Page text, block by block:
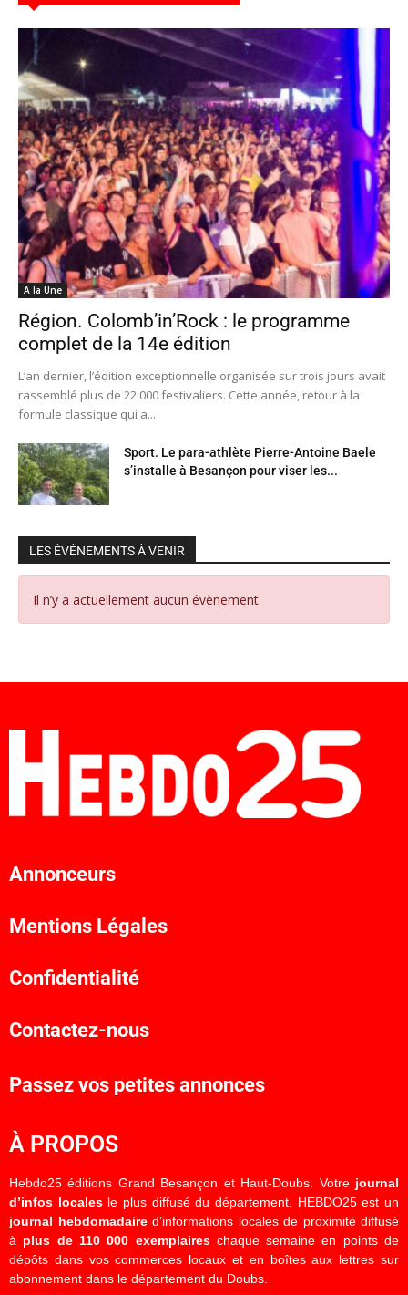
A la Une
Région. Colomb’in’Rock : le programme
complet de la 14e édition
L’an dernier, l’édition exceptionnelle organisée sur trois jours avait
rassemblé plus de 22 000 festivaliers. Cette année, retour à la
formule classique qui a...
Sport. Le para-athlète Pierre-Antoine Baele
s’installe à Besançon pour viser les...
LES ÉVÉNEMENTS À VENIR
Il n’y a actuellement aucun évènement.
Annonceurs
Mentions Légales
Confidentialité
Contactez-nous
Passez vos petites annonces
À PROPOS
Hebdo25 éditions Grand Besançon et Haut-Doubs. Votre journal
d’infos localesle plus diffusé du département. HEBDO25 est un
journal hebdomadaired’informations locales de proximité diffusé
à plus de 110 000 exemplaireschaque semaine en points de
dépôts dans vos commerces locaux et en boîtes aux lettres sur
abonnement dans le département du Doubs.